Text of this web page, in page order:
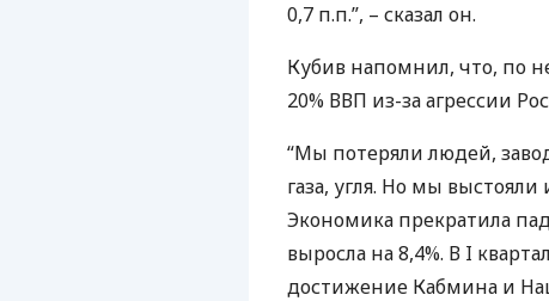
0,7 п.п.”, – сказал он.
Кубив напомнил, что, по
20% ВВП из-за агрессии
“Мы потеряли людей,
газа, угля. Но мы
Экономика прекратила
выросла на 8,4%. В I
достижение Кабмина и